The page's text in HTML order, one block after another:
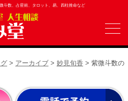
斗数、占星術、タロット、易、四柱推命など
> アーカイブ > 妙見旬香 > 紫微斗数の